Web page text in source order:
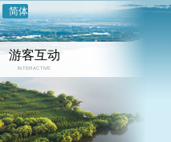
简体
游客互动
INTERACTIVE